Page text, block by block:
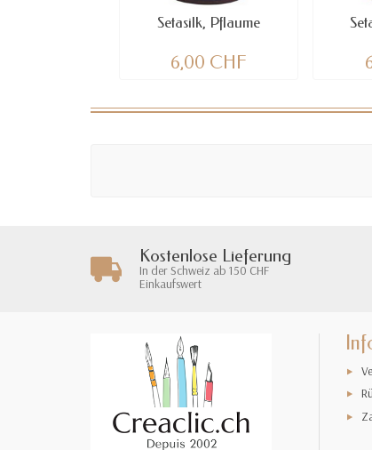
Setasilk, Pflaume
6,00 CHF
Kostenlose Lieferung
In der Schweiz ab 150 CHF
Einkaufswert